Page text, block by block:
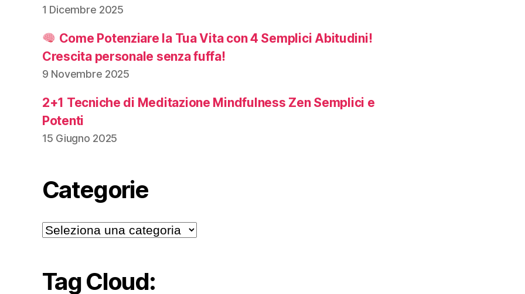
1 Dicembre 2025
Come Potenziare la Tua Vita con 4 Semplici Abitudini!
Crescita personale senza fuffa!
9 Novembre 2025
2+1 Tecniche di Meditazione Mindfulness Zen Semplici e
Potenti
15 Giugno 2025
Categorie
Categorie
Tag Cloud: